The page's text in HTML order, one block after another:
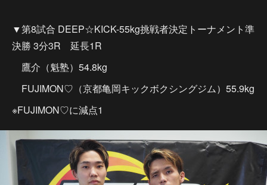
▼第8試合 DEEP☆KICK-55kg挑戦者決定トーナメント準
決勝 3分3R 延長1R
鷹介（魁塾）54.8kg
FUJIMON♡（京都亀岡キックボクシングジム）55.9kg
※FUJIMON♡に減点1